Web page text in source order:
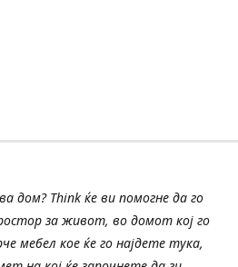
дом? Think ќе ви помогне да го
за живот, во домот кој го
мебел кое ќе го најдете тука,